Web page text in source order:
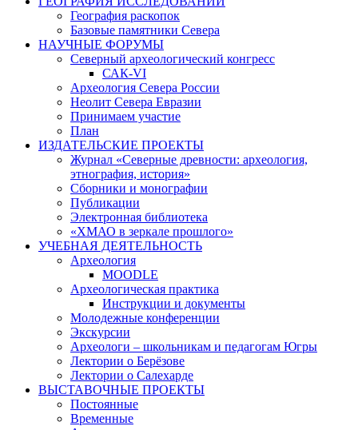
География раскопок
Базовые памятники Севера
НАУЧНЫЕ ФОРУМЫ
Северный археологический конгресс
САК-VI
Археология Севера России
Неолит Севера Евразии
Принимаем участие
План
ИЗДАТЕЛЬСКИЕ ПРОЕКТЫ
Журнал «Северные древности: археология,
этнография, история»
Сборники и монографии
Публикации
Электронная библиотека
«ХМАО в зеркале прошлого»
УЧЕБНАЯ ДЕЯТЕЛЬНОСТЬ
Археология
MOODLE
Археологическая практика
Инструкции и документы
Молодежные конференции
Экскурсии
Археологи – школьникам и педагогам Югры
Лектории о Берёзове
Лектории о Салехарде
ВЫСТАВОЧНЫЕ ПРОЕКТЫ
Постоянные
Временные